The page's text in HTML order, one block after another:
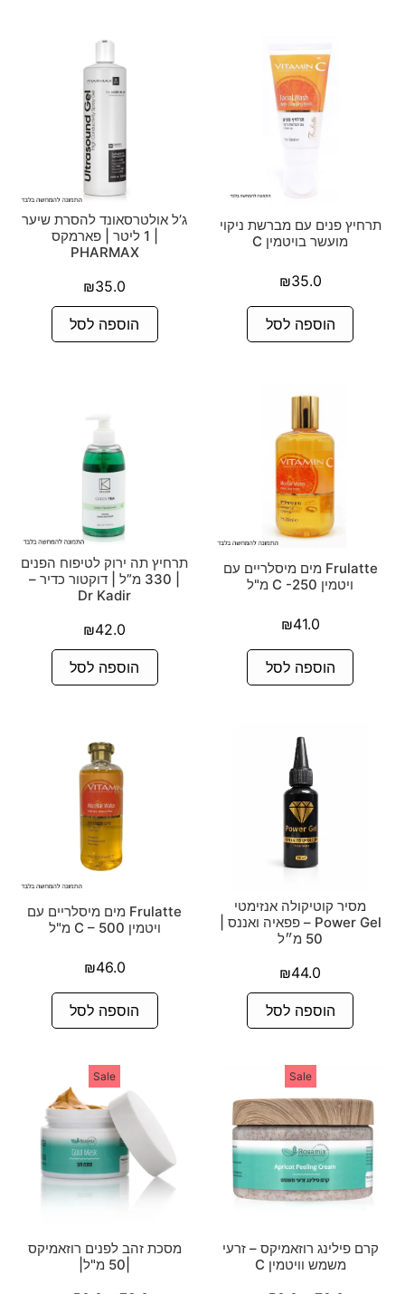
תרחיץ פנים עם מברשת ניקוי
מועשר בויטמין C
₪35.0
הוספה לסל
ג’ל אולטרסאונד להסרת שיער
| 1 ליטר | פארמקס
PHARMAX
₪35.0
הוספה לסל
Frulatte מים מיסלריים עם
ויטמין C -250 מ"ל
₪41.0
הוספה לסל
תרחיץ תה ירוק לטיפוח הפנים
| 330 מ”ל | דוקטור כדיר –
Dr Kadir
₪42.0
הוספה לסל
מסיר קוטיקולה אנזימטי
Power Gel – פפאיה ואננס |
50 מ״ל
₪44.0
הוספה לסל
Frulatte מים מיסלריים עם
ויטמין C – 500 מ"ל
₪46.0
הוספה לסל
Sale
קרם פילינג רוזאמיקס – זרעי
משמש וויטמין C
Sale
מסכת זהב לפנים רוזאמיקס